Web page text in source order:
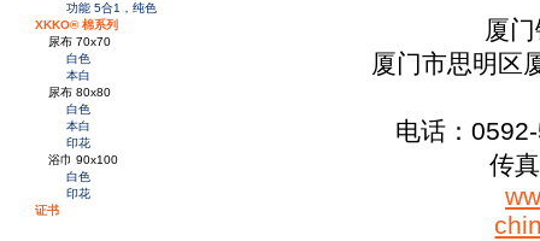
功能 5合1，纯色
XKKO® 棉系列
尿布 70x70
白色
本白
尿布 80x80
白色
本白
印花
浴巾 90x100
白色
印花
证书
厦
厦门市思明区
电话：
传